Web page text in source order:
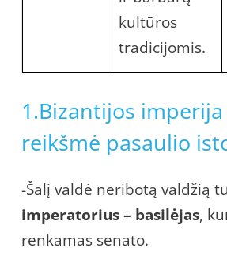
kultūros
tradicijomis.
1.Bizantijos
reikšmė pasaulio
-Šalį valdė neribotą valdžią
imperatorius – basilėjas,
renkamas senato.